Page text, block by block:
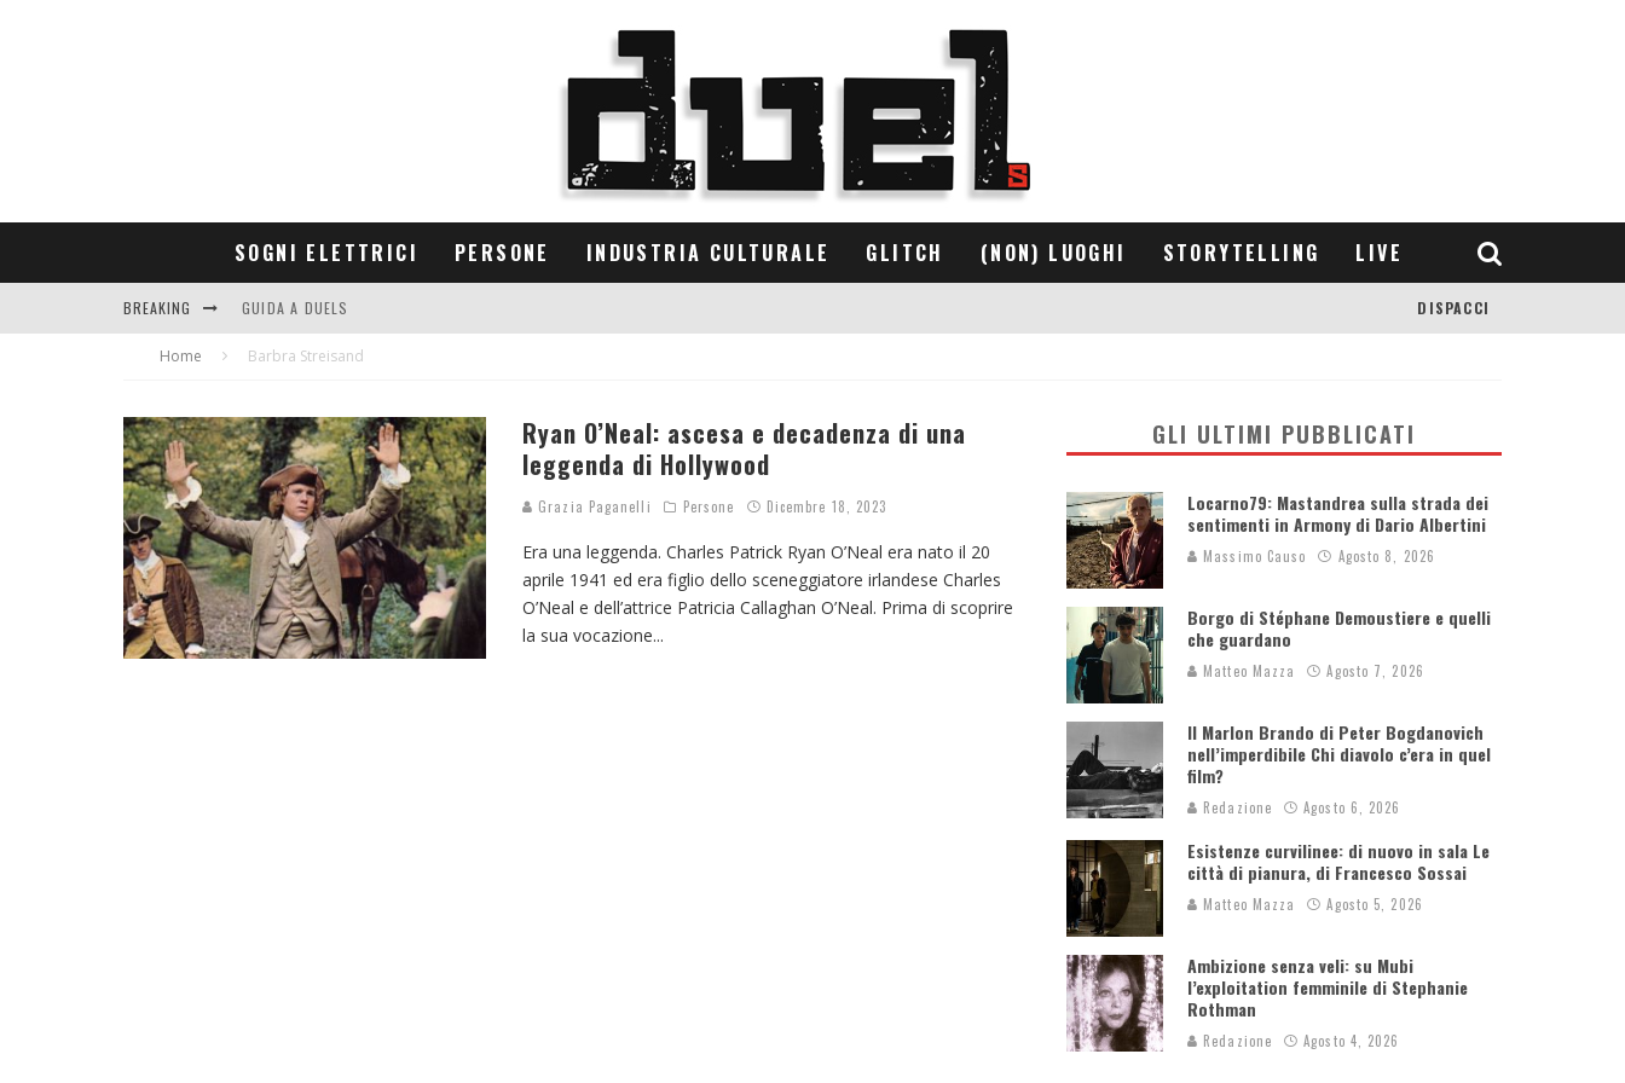
SOGNI ELETTRICI PERSONE INDUSTRIA CULTURALE GLITCH (NON) LUOGHI STORYTELLING LIVE
BREAKING GUIDA A DUELS
CONTRIBUTORS
DISPACCI
Home Barbra Streisand
Ryan O’Neal: ascesa e decadenza di una
leggenda di Hollywood
Grazia Paganelli Persone Dicembre 18, 2023
Era una leggenda. Charles Patrick Ryan O’Neal era nato il 20
aprile 1941 ed era figlio dello sceneggiatore irlandese Charles
O’Neal e dell’attrice Patricia Callaghan O’Neal. Prima di scoprire
la sua vocazione...
GLI ULTIMI PUBBLICATI
Locarno79: Mastandrea sulla strada dei
sentimenti in Armony di Dario Albertini
Massimo Causo Agosto 8, 2026
Borgo di Stéphane Demoustiere e quelli
che guardano
Matteo Mazza Agosto 7, 2026
Il Marlon Brando di Peter Bogdanovich
nell’imperdibile Chi diavolo c’era in quel
film?
Redazione Agosto 6, 2026
Esistenze curvilinee: di nuovo in sala Le
città di pianura, di Francesco Sossai
Matteo Mazza Agosto 5, 2026
Ambizione senza veli: su Mubi
l’exploitation femminile di Stephanie
Rothman
Redazione Agosto 4, 2026